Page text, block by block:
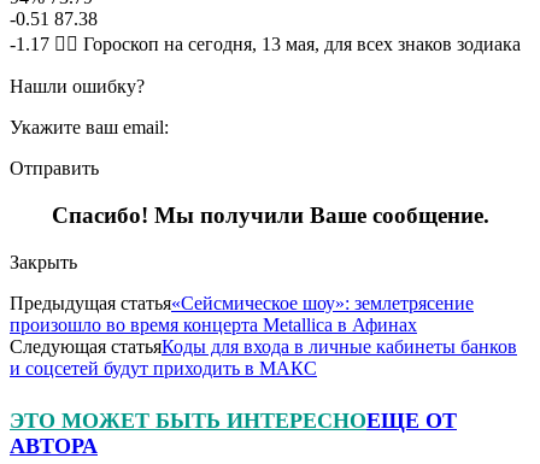
-0.51 87.38
-1.17 🧙‍♀ Гороскоп на сегодня, 13 мая, для всех знаков зодиака
Нашли ошибку?
Укажите ваш email:
Отправить
Спасибо! Мы получили Ваше сообщение.
Закрыть
Предыдущая статья«Сейсмическое шоу»: землетрясение
произошло во время концерта Metallica в Афинах
Следующая статьяКоды для входа в личные кабинеты банков
и соцсетей будут приходить в МАКС
ЭТО МОЖЕТ БЫТЬ ИНТЕРЕСНОЕЩЕ ОТ
АВТОРА